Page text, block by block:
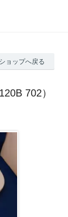
ショップへ戻る
702）